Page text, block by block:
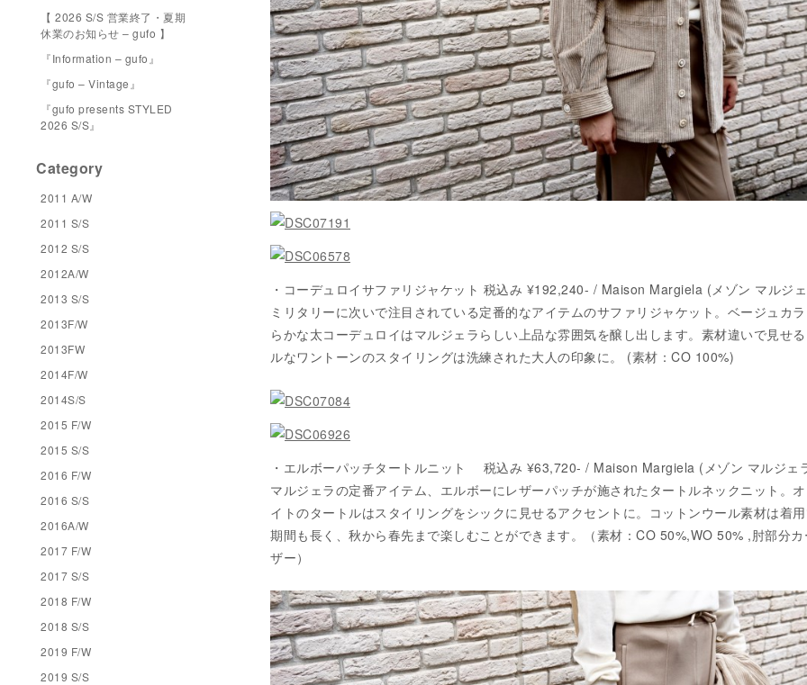
・コーデュロイサファリジャケット 税込み ¥192,240- / Maison Margiela (メゾン マルジ
ミリタリーに次いで注目されている定番的なアイテムのサファリジャケット。ベージュカ
らかな太コーデュロイはマルジェラらしい上品な雰囲気を醸し出します。素材違いで見せ
ルなワントーンのスタイリングは洗練された大人の印象に。 (素材：CO 100%)
・エルボーパッチタートルニット 税込み ¥63,720- / Maison Margiela (メゾン マルジェ
マルジェラの定番アイテム、エルボーにレザーパッチが施されたタートルネックニット。
イトのタートルはスタイリングをシックに見せるアクセントに。コットンウール素材は着
期間も長く、秋から春先まで楽しむことができます。（素材：CO 50%,WO 50% ,肘部分
ザー）
【 2026 S/S 営業終了・夏期
休業のお知らせ – gufo 】
『Information – gufo』
『gufo – Vintage』
『gufo presents STYLED
2026 S/S』
Category
2011 A/W
2011 S/S
2012 S/S
2012A/W
2013 S/S
2013F/W
2013FW
2014F/W
2014S/S
2015 F/W
2015 S/S
2016 F/W
2016 S/S
2016A/W
2017 F/W
2017 S/S
2018 F/W
2018 S/S
2019 F/W
2019 S/S